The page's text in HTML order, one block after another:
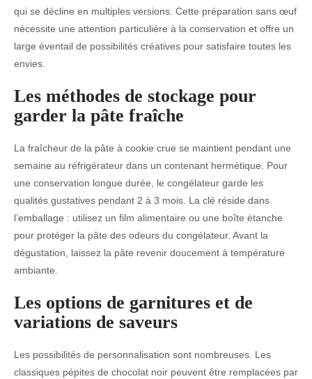
qui se décline en multiples versions. Cette préparation sans œuf
nécessite une attention particulière à la conservation et offre un
large éventail de possibilités créatives pour satisfaire toutes les
envies.
Les méthodes de stockage pour
garder la pâte fraîche
La fraîcheur de la pâte à cookie crue se maintient pendant une
semaine au réfrigérateur dans un contenant hermétique. Pour
une conservation longue durée, le congélateur garde les
qualités gustatives pendant 2 à 3 mois. La clé réside dans
l’emballage : utilisez un film alimentaire ou une boîte étanche
pour protéger la pâte des odeurs du congélateur. Avant la
dégustation, laissez la pâte revenir doucement à température
ambiante.
Les options de garnitures et de
variations de saveurs
Les possibilités de personnalisation sont nombreuses. Les
classiques pépites de chocolat noir peuvent être remplacées par